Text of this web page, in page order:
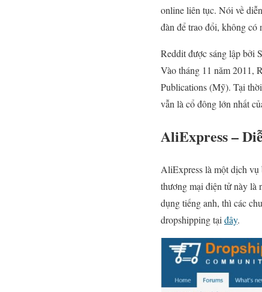
online liên tục. Nói về
đàn để trao đổi, không có
Reddit được sáng lập bởi
Vào tháng 11 năm 2011,
Publications (Mỹ). Tại
vẫn là cổ đông lớn nhất
AliExpress –
AliExpress là một dịch vụ
thương mại điện tử này là
dụng tiếng anh, thì các
dropshipping tạiđây.